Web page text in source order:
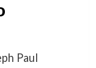
Paul